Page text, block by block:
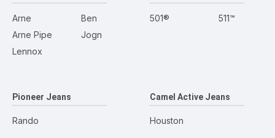
Arne
Arne Pipe
Lennox
Ben
Jogn
501® 511™
Pioneer Jeans
Rando
Camel Active Jeans
Houston